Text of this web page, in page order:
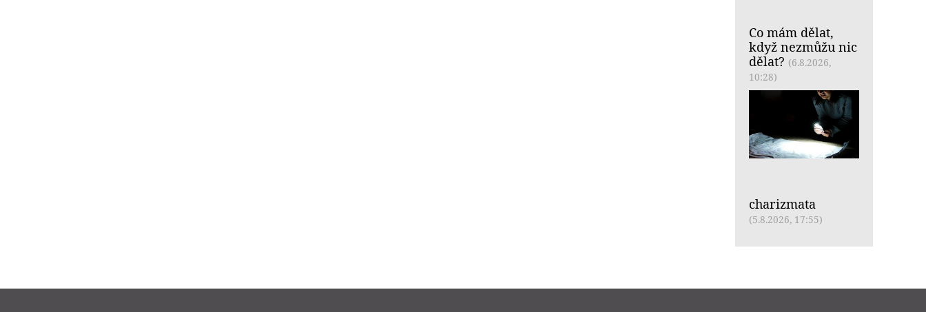
Co mám dělat,
když nezmůžu nic
dělat? (6.8.2026,
10:28)
charizmata
(5.8.2026, 17:55)